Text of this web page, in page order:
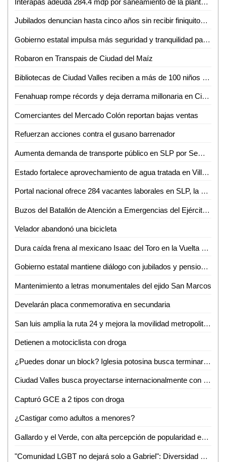
Jubilados denuncian hasta cinco años sin recibir finiquitos en SLP
Gobierno estatal impulsa más seguridad y tranquilidad para las y los potosinos
Robaron en Transpais de Ciudad del Maíz
Bibliotecas de Ciudad Valles reciben a más de 100 niños en sus talleres de primavera
Fenahuap rompe récords y deja derrama millonaria en Ciudad Valles: David Medina
Comerciantes del Mercado Colón reportan bajas ventas
Refuerzan acciones contra el gusano barrenador
Aumenta demanda de transporte público en SLP por Semana Santa y Pascua
Estado fortalece aprovechamiento de agua tratada en Villa de Reyes
Portal nacional ofrece 284 vacantes laborales en SLP, la mayoría en la capital
Buzos del Batallón de Atención a Emergencias del Ejército Mexicano rescatan a un minero en el municipio de El Rosario, Sin.
Velador abandonó una bicicleta
Dura caída frena al mexicano Isaac del Toro en la Vuelta al País Vasco
Gobierno estatal mantiene diálogo con jubilados y pensionados
Mantenimiento a letras monumentales del ejido San Marcos
Develarán placa conmemorativa en secundaria
San luis amplía la ruta 24 y mejora la movilidad metropolitana
Detienen a motociclista con droga
¿Puedes donar un block? Iglesia potosina busca terminar su centro administrativo en Valles
Ciudad Valles busca proyectarse internacionalmente con evento de ganado Brahman
Capturó GCE a 2 tipos con droga
¿Castigar como adultos a menores?
Gallardo y el Verde, con alta percepción de popularidad en SLP: Roy Campos
"Comunidad LGBT no dejará solo a Gabriel": Diversidad e Igualdad alza la voz por su asesinato